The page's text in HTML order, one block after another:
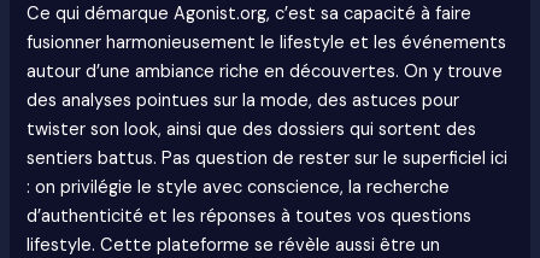
Ce qui démarque Agonist.org, c’est sa capacité à faire
fusionner harmonieusement le lifestyle et les événements
autour d’une ambiance riche en découvertes. On y trouve
des analyses pointues sur la mode, des astuces pour
twister son look, ainsi que des dossiers qui sortent des
sentiers battus. Pas question de rester sur le superficiel ici
: on privilégie le style avec conscience, la recherche
d’authenticité et les réponses à toutes vos questions
lifestyle. Cette plateforme se révèle aussi être un